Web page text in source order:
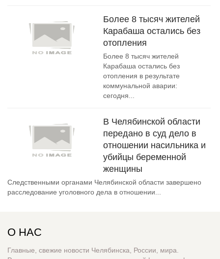
Более 8 тысяч жителей
Карабаша остались без
отопления
Более 8 тысяч жителей
Карабаша остались без
отопления в результате
коммунальной аварии:
сегодня...
В Челябинской области
передано в суд дело в
отношении насильника и
убийцы беременной
женщины
Следственными органами Челябинской области завершено
расследование уголовного дела в отношении...
О НАС
Главные, свежие новости Челябинска, России, мира.